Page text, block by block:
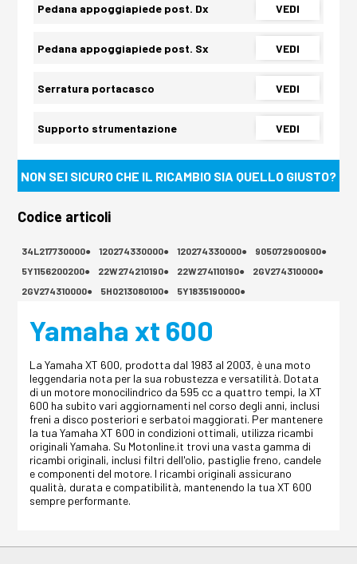
Pedana appoggiapiede post. Dx VEDI
Pedana appoggiapiede post. Sx VEDI
Serratura portacasco VEDI
Supporto strumentazione VEDI
NON SEI SICURO CHE IL RICAMBIO SIA QUELLO GIUSTO?
Codice articoli
34L217730000● 120274330000● 120274330000●
905072900900●
5Y1156200200●
22W274210190● 22W274110190●
2GV274310000●
2GV274310000●
5H0213080100● 5Y1835190000●
Yamaha xt 600
La Yamaha XT 600, prodotta dal 1983 al 2003, è una moto
leggendaria nota per la sua robustezza e versatilità. Dotata
di un motore monocilindrico da 595 cc a quattro tempi, la XT
600 ha subito vari aggiornamenti nel corso degli anni, inclusi
freni a disco posteriori e serbatoi maggiorati. Per mantenere
la tua Yamaha XT 600 in condizioni ottimali, utilizza ricambi
originali Yamaha. Su Motonline.it trovi una vasta gamma di
ricambi originali, inclusi filtri dell'olio, pastiglie freno, candele
e componenti del motore. I ricambi originali assicurano
qualità, durata e compatibilità, mantenendo la tua XT 600
sempre performante.